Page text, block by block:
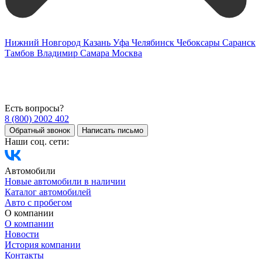
Нижний Новгород Казань Уфа Челябинск Чебоксары Саранск
Тамбов Владимир Самара Москва
Есть вопросы?
8 (800) 2002 402
Обратный звонок Написать письмо
Наши соц. сети:
Автомобили
Новые автомобили в наличии
Каталог автомобилей
Авто с пробегом
О компании
О компании
Новости
История компании
Контакты